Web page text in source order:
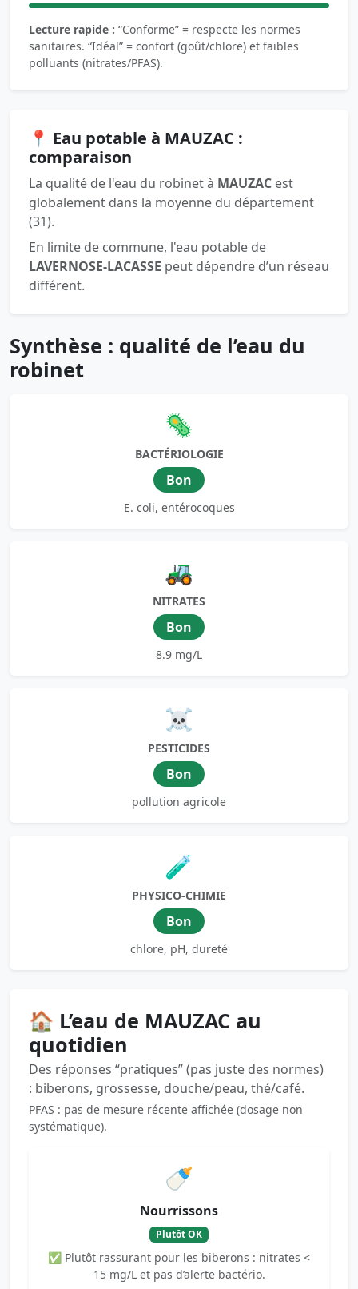
Lecture rapide : “Conforme” = respecte les normes
sanitaires. “Idéal” = confort (goût/chlore) et faibles
polluants (nitrates/PFAS).
📍 Eau potable à MAUZAC :
comparaison
La qualité de l'eau du robinet à MAUZAC est
globalement dans la moyenne du département
(31).
En limite de commune, l'eau potable de
LAVERNOSE-LACASSE peut dépendre d’un réseau
différent.
Synthèse : qualité de l’eau du
robinet
🦠
BACTÉRIOLOGIE
Bon
E. coli, entérocoques
🚜
NITRATES
Bon
8.9 mg/L
☠️
PESTICIDES
Bon
pollution agricole
🧪
PHYSICO-CHIMIE
Bon
chlore, pH, dureté
🏠 L’eau de MAUZAC au
quotidien
Des réponses “pratiques” (pas juste des normes)
: biberons, grossesse, douche/peau, thé/café.
PFAS : pas de mesure récente affichée (dosage non
systématique).
🍼
Nourrissons
Plutôt OK
✅ Plutôt rassurant pour les biberons : nitrates <
15 mg/L et pas d’alerte bactério.